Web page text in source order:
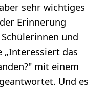
sehr wichtiges
Erinnerung
und
„Interessiert das
mit einem
Und es